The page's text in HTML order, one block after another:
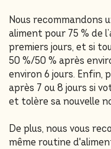
Nous recommandons
aliment pour 75 % de
premiers jours, et si
50 %/50 % après
environ 6 jours. Enfin,
après 7 ou 8 jours si
et tolère sa nouvelle
De plus, nous vous
même routine